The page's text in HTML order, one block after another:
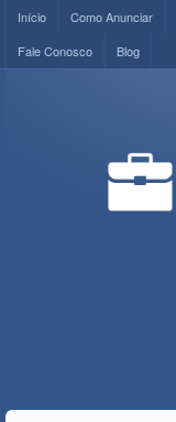
Início Como Anunciar
Fale Conosco
Blog